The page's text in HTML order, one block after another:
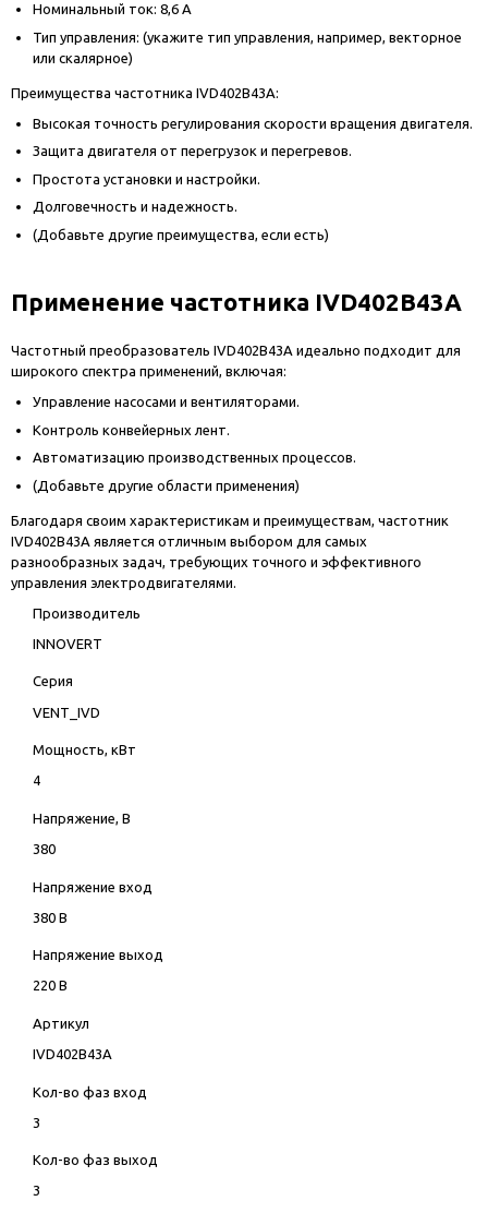
Номинальный ток: 8,6 А
Тип управления: (укажите тип управления, например, векторное
или скалярное)
Преимущества частотника IVD402B43A:
Высокая точность регулирования скорости вращения двигателя.
Защита двигателя от перегрузок и перегревов.
Простота установки и настройки.
Долговечность и надежность.
(Добавьте другие преимущества, если есть)
Применение частотника IVD402B43A
Частотный преобразователь IVD402B43A идеально подходит для
широкого спектра применений, включая:
Управление насосами и вентиляторами.
Контроль конвейерных лент.
Автоматизацию производственных процессов.
(Добавьте другие области применения)
Благодаря своим характеристикам и преимуществам, частотник
IVD402B43A является отличным выбором для самых
разнообразных задач, требующих точного и эффективного
управления электродвигателями.
Производитель
INNOVERT
Серия
VENT_IVD
Мощность, кВт
4
Напряжение, В
380
Напряжение вход
380 В
Напряжение выход
220 В
Артикул
IVD402B43A
Кол-во фаз вход
3
Кол-во фаз выход
3